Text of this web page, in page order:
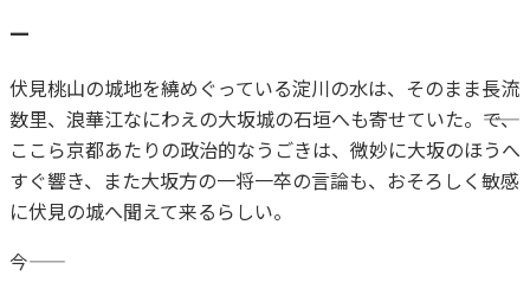
一
伏見桃山の城地を繞めぐっている淀川の水は、そのまま長流
数里、浪華江なにわえの大坂城の石垣へも寄せていた。――で、
ここら京都あたりの政治的なうごきは、微妙に大坂のほうへ
すぐ響き、また大坂方の一将一卒の言論も、おそろしく敏感
に伏見の城へ聞えて来るらしい。
今――